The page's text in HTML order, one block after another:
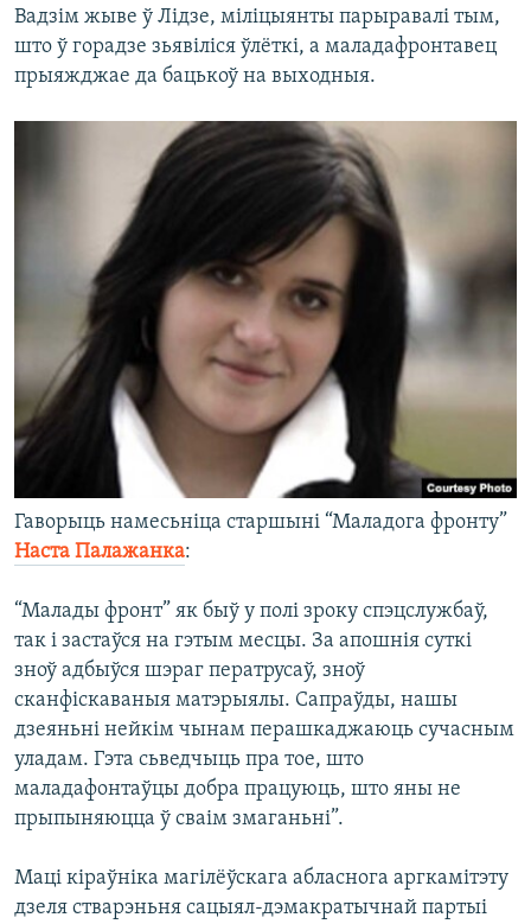
Вадзім жыве ў Лідзе, міліцыянты парыравалі тым,
што ў горадзе зьявіліся ўлёткі, а маладафронтавец
прыяжджае да бацькоў на выходныя.
Гаворыць намесьніца старшыні “Маладога фронту”
Наста Палажанка:
“Малады фронт” як быў у полі зроку спэцслужбаў,
так і застаўся на гэтым месцы. За апошнія суткі
зноў адбыўся шэраг ператрусаў, зноў
сканфіскаваныя матэрыялы. Сапраўды, нашы
дзеяньні нейкім чынам перашкаджаюць сучасным
уладам. Гэта сьведчыць пра тое, што
маладафонтаўцы добра працуюць, што яны не
прыпыняюцца ў сваім змаганьні”.
Маці кіраўніка магілёўскага абласнога аргкамітэту
дзеля стварэньня сацыял-дэмакратычнай партыі